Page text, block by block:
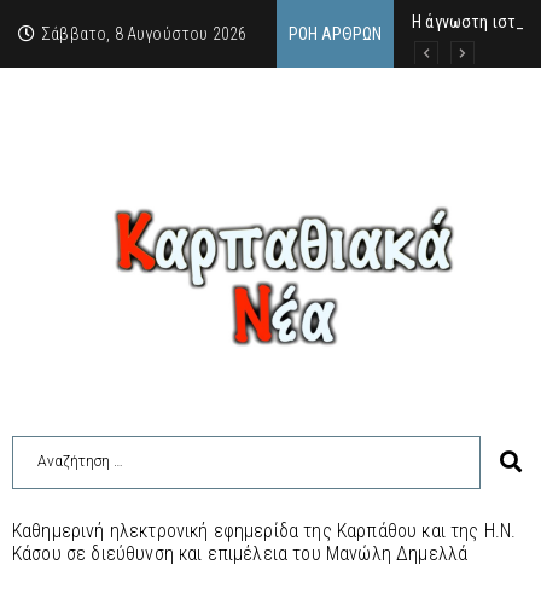
Σάββατο, 8 Αυγούστου 2026 ΡΟΉ ΆΡΘΡΩΝ
Η άγνωστη
Νέος
Σύγκληση
Καθημερινή ηλεκτρονική εφημερίδα της Καρπάθου και της Η.Ν.
Κάσου σε διεύθυνση και επιμέλεια του Μανώλη Δημελλά